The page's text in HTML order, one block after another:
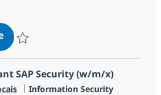
Senior Consultant Cybersecurity
SAP Security (w/m/x)
Categoria
Information Security